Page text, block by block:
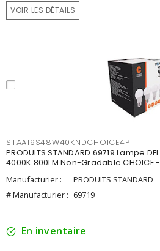
VOIR LES DÉTAILS
STAA19S48W40KNDCHOICE4P
PRODUITS STANDARD 69719 Lampe
4000K 800LM Non-Gradable CHOICE
Manufacturier :
PRODUITS STANDARD
# Manufacturier : 69719
En inventaire